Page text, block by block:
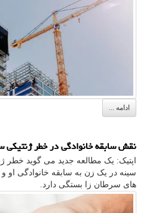
ادامه ...
نقش سابقه خانوادگی در خطر ژنتیکی
اپتیک: یک مطالعه جدید می گوید خطر
سینه در یک زن به سابقه خانوادگی
های سرطان زا بستگی دارد.